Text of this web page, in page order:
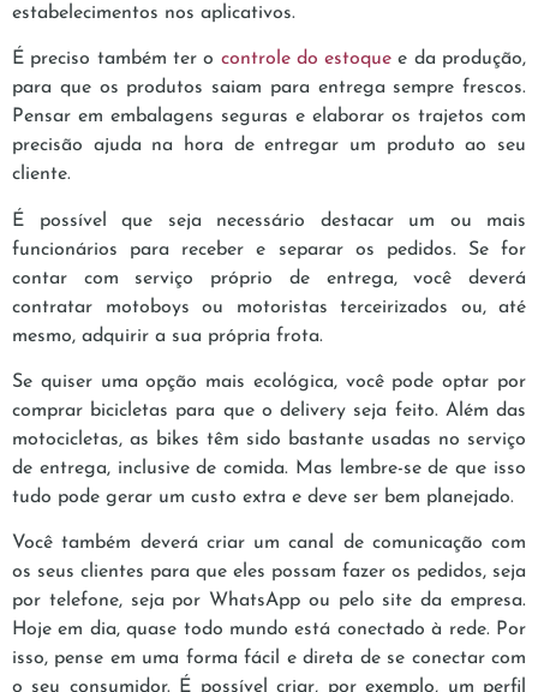
estabelecimentos nos aplicativos.
É preciso também ter o controle do estoque e da produção,
para que os produtos saiam para entrega sempre frescos.
Pensar em embalagens seguras e elaborar os trajetos com
precisão ajuda na hora de entregar um produto ao seu
cliente.
É possível que seja necessário destacar um ou mais
funcionários para receber e separar os pedidos. Se for
contar com serviço próprio de entrega, você deverá
contratar motoboys ou motoristas terceirizados ou, até
mesmo, adquirir a sua própria frota.
Se quiser uma opção mais ecológica, você pode optar por
comprar bicicletas para que o delivery seja feito. Além das
motocicletas, as bikes têm sido bastante usadas no serviço
de entrega, inclusive de comida. Mas lembre-se de que isso
tudo pode gerar um custo extra e deve ser bem planejado.
Você também deverá criar um canal de comunicação com
os seus clientes para que eles possam fazer os pedidos, seja
por telefone, seja por WhatsApp ou pelo site da empresa.
Hoje em dia, quase todo mundo está conectado à rede. Por
isso, pense em uma forma fácil e direta de se conectar com
o seu consumidor. É possível criar, por exemplo, um perfil